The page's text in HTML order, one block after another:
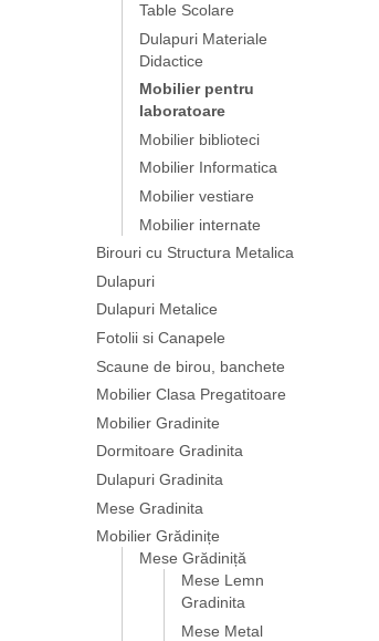
Table Scolare
Dulapuri Materiale
Didactice
Mobilier pentru
laboratoare
Mobilier biblioteci
Mobilier Informatica
Mobilier vestiare
Mobilier internate
Birouri cu Structura Metalica
Dulapuri
Dulapuri Metalice
Fotolii si Canapele
Scaune de birou, banchete
Mobilier Clasa Pregatitoare
Mobilier Gradinite
Dormitoare Gradinita
Dulapuri Gradinita
Mese Gradinita
Mobilier Grădinițe
Mese Grădiniță
Mese Lemn
Gradinita
Mese Metal